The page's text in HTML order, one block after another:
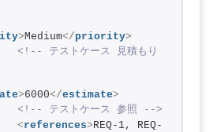
>Medium</priority>
<!-- テストケース 見積もり
>6000</estimate>
<!-- テストケース 参照 -->
<references>REQ-1, REQ-